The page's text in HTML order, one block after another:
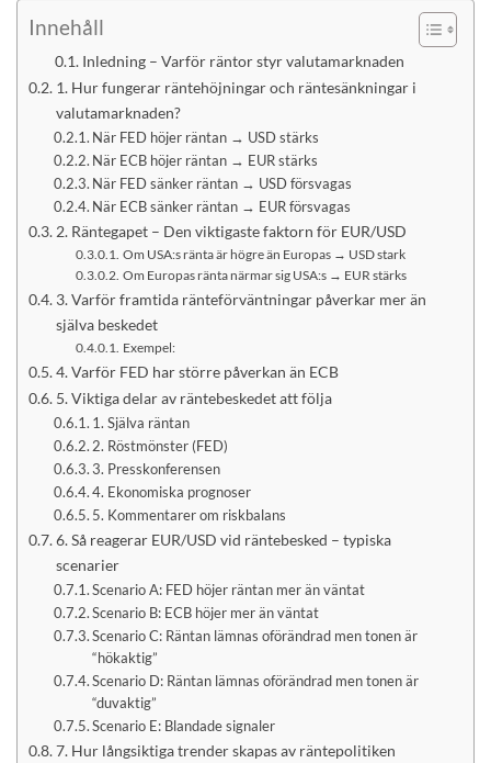
Innehåll
Inledning – Varför räntor styr valutamarknaden
1. Hur fungerar räntehöjningar och räntesänkningar i
valutamarknaden?
När FED höjer räntan → USD stärks
När ECB höjer räntan → EUR stärks
När FED sänker räntan → USD försvagas
När ECB sänker räntan → EUR försvagas
2. Räntegapet – Den viktigaste faktorn för EUR/USD
Om USA:s ränta är högre än Europas → USD stark
Om Europas ränta närmar sig USA:s → EUR stärks
3. Varför framtida ränteförväntningar påverkar mer än
själva beskedet
Exempel:
4. Varför FED har större påverkan än ECB
5. Viktiga delar av räntebeskedet att följa
1. Själva räntan
2. Röstmönster (FED)
3. Presskonferensen
4. Ekonomiska prognoser
5. Kommentarer om riskbalans
6. Så reagerar EUR/USD vid räntebesked – typiska
scenarier
Scenario A: FED höjer räntan mer än väntat
Scenario B: ECB höjer mer än väntat
Scenario C: Räntan lämnas oförändrad men tonen är
“hökaktig”
Scenario D: Räntan lämnas oförändrad men tonen är
“duvaktig”
Scenario E: Blandade signaler
7. Hur långsiktiga trender skapas av räntepolitiken